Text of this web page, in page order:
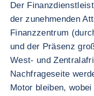
Der
der zunehmenden
Finanzzentrum
und der Präsenz
West- und
Nachfrageseite
Motor bleiben,